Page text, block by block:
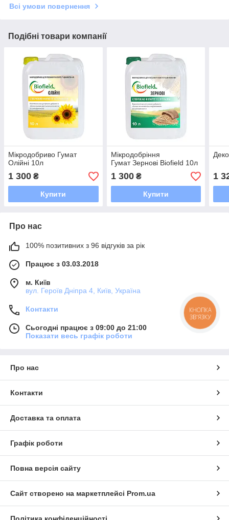
Всі умови повернення
Подібні товари компанії
Мікродобриво Гумат
Олійні 10л
1 300 ₴
Купити
Мікродобріння
Гумат Зернові Biofield 10л
1 300₴
Купити
1
Про нас
100% позитивних з 96 відгуків за рік
Працює з 03.03.2018
м. Київ
вул. Героїв Дніпра 4, Київ, Україна
Контакти
Сьогодні працює з 09:00 до 21:00
Показати весь графік роботи
Про нас
Контакти
Доставка та оплата
Графік роботи
Повна версія сайту
Сайт створено на маркетплейсі Prom.ua
КНОПКА
ЗВ'ЯЗКУ